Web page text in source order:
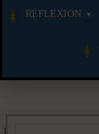
RÉFLEXION